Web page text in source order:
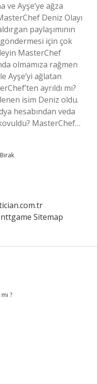
ve Ayşe’ye ağza
Deniz Olayı
paylaşımının
için çok
MasterChef
olmamıza rağmen
Ayşe’yi ağlatan
ayrıldı mı?
isim Deniz oldu.
hesabından veda
MasterChef…
nttgame Sitemap
?